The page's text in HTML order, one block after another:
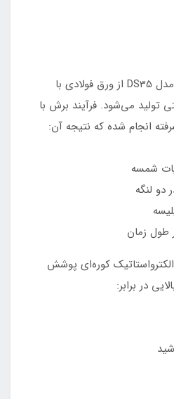
درب پارکینگی فلزی CNC مدل DS35 از ورق فولادی با
تولید می‌شود. فرآیند برش با
شمسه
دو لنگه
طول زمان
کوره‌ای پوشش
در برابر: